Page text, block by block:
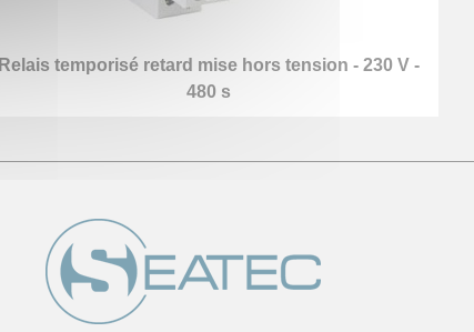
Relais temporisé retard mise hors tension - 230 V -
480 s